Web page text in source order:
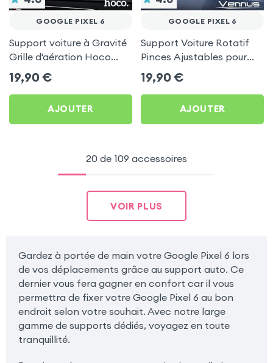
GOOGLE PIXEL 6
Support voiture à Gravité
Grille d'aération Hoco
Noir pour Google Pixel 6
19,90 €
AJOUTER
GOOGLE PIXEL 6
Support Voiture Rotatif
Pinces Ajustables pour
Google Pixel 6
19,90 €
AJOUTER
20 de 109 accessoires
VOIR PLUS
Gardez à portée de main votre Google Pixel 6 lors
de vos déplacements grâce au support auto. Ce
dernier vous fera gagner en confort car il vous
permettra de fixer votre Google Pixel 6 au bon
endroit selon votre souhait. Avec notre large
gamme de supports dédiés, voyagez en toute
tranquillité.